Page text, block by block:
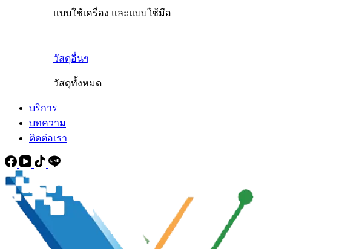
แบบใช้เครื่อง และแบบใช้มือ
วัสดุอื่นๆ
วัสดุทั้งหมด
บริการ
บทความ
ติดต่อเรา